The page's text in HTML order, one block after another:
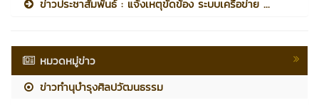
ข่าวประชาสัมพันธ์ : แจ้งเหตุขัดข้อง ระบบเครือข่าย ...
หมวดหมู่ข่าว
ข่าวทำนุบำรุงศิลปวัฒนธรรม